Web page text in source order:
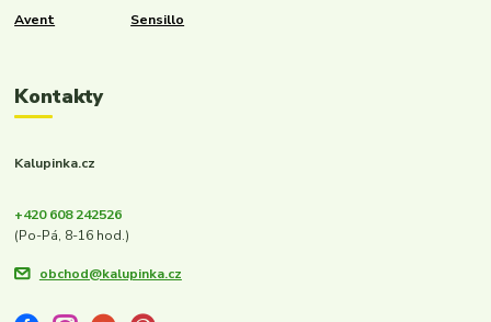
Avent Sensillo
Kontakty
Kalupinka.cz
+420 608 242526
(Po-Pá, 8-16 hod.)
obchod@kalupinka.cz